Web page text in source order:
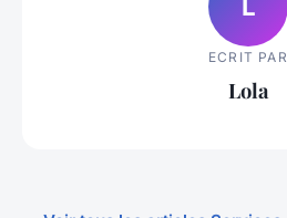
L
ECRIT PAR
Lola